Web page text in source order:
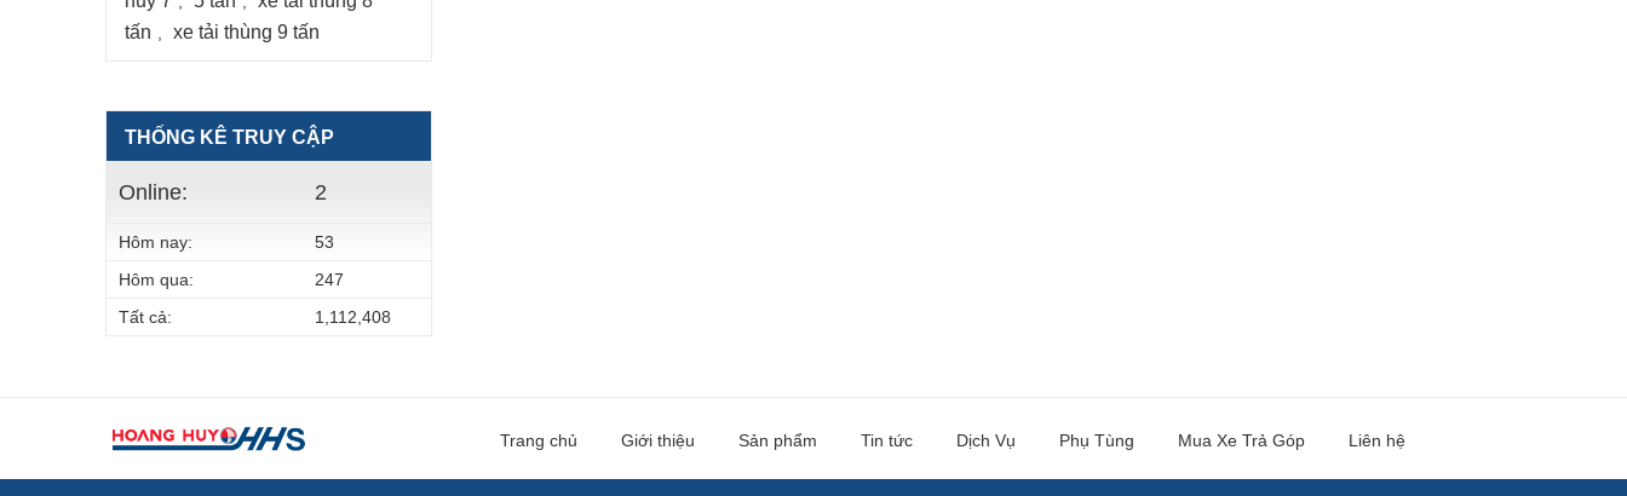
tấn
xe tải thùng 9 tấn
THỐNG KÊ TRUY CẬP
Online: 2
Hôm nay:
53
Hôm qua:
247
Tất cả:
1,112,408
Trang chủ Giới thiệu Sản phẩm Tin tức Dịch Vụ Phụ Tùng Mua Xe Trả Góp Liên hệ